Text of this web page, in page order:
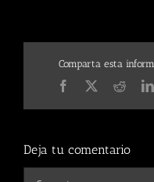
Comparta esta
Facebook
X Reddit
Deja tu comentario